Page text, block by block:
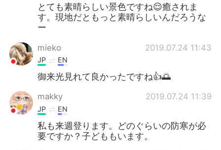
とても素晴らしい景色ですね😌癒されま
す。現地だともっと素晴らしいんだろうな
ー
mieko 2019.07.24 11:43
JP EN
御来光見れて良かったですね👍🌅
makky 2019.07.24 11:39
JP EN
私も来週登ります。どのぐらいの防寒が必
要ですか？子どももいます。